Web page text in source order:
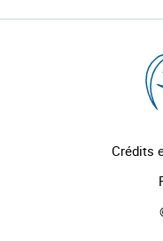
Crédits